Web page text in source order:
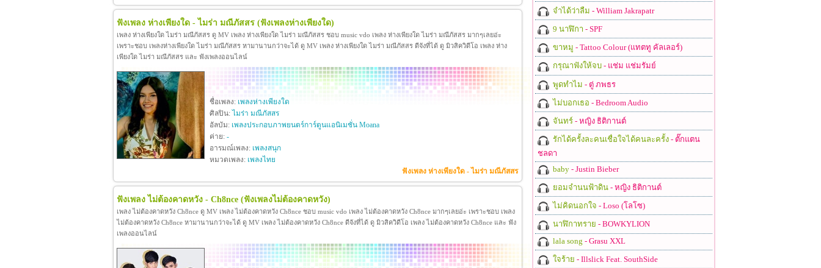
ฟังเพลง ห่างเพียงใด - ไมร่า มณีภัสสร (ฟังเพลงห่างเพียงใด)
เพลง ห่างเพียงใด ไมร่า มณีภัสสร ดู MV เพลง ห่างเพียงใด ไมร่า มณีภัสสร ชอบ music vdo เพลง ห่างเพียงใด ไมร่า มณีภัสสร มากๆเลยอ่ะ
เพราะชอบ เพลงห่างเพียงใด ไมร่า มณีภัสสร หามานานกว่าจะได้ ดู MV เพลง ห่างเพียงใด ไมร่า มณีภัสสร ดีจังที่ได้ ดู มิวสิควิดีโอ เพลง ห่าง
เพียงใด ไมร่า มณีภัสสร และ ฟังเพลงออนไลน์
ชื่อเพลง: เพลงห่างเพียงใด
ศิลปิน: ไมร่า มณีภัสสร
อัลบัม: เพลงประกอบภาพยนตร์การ์ตูนแอนิเมชั่น Moana
ค่าย: -
อารมณ์เพลง: เพลงสนุก
หมวดเพลง: เพลงไทย
ฟังเพลง ห่างเพียงใด - ไมร่า มณีภัสสร
ฟังเพลง ไม่ต้องคาดหวัง - Ch8nce (ฟังเพลงไม่ต้องคาดหวัง)
เพลง ไม่ต้องคาดหวัง Ch8nce ดู MV เพลง ไม่ต้องคาดหวัง Ch8nce ชอบ music vdo เพลง ไม่ต้องคาดหวัง Ch8nce มากๆเลยอ่ะ เพราะชอบ เพลง
ไม่ต้องคาดหวัง Ch8nce หามานานกว่าจะได้ ดู MV เพลง ไม่ต้องคาดหวัง Ch8nce ดีจังที่ได้ ดู มิวสิควิดีโอ เพลง ไม่ต้องคาดหวัง Ch8nce และ ฟัง
เพลงออนไลน์
จำได้ว่าลืม - William Jakrapatr
9 นาฬิกา - SPF
ขาหมู - Tattoo Colour (แทตทู คัลเลอร์)
กรุณาฟังให้จบ- แช่ม แช่มรัมย์
พูดทำไม - ตู่ ภพธร
ไม่บอกเธอ - Bedroom Audio
จันทร์- หญิง ธิติกานต์
รักได้ครั้งละคนเชื่อใจได้คนละครั้ง- ตั๊กแตน
ชลดา
baby- Justin Bieber
ยอมจำนนฟ้าดิน- หญิง ธิติกานต์
ไม่คิดนอกใจ - Loso (โลโซ)
นาฬิกาทราย - BOWKYLION
lala song - Grasu XXL
ใจร้าย - Illslick Feat. SouthSide